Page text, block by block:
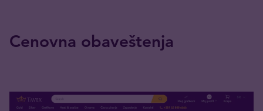
Cenovna obaveštenja